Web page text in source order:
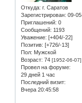
Откуда: г. Саратов
Зарегистрирован: 09-
Приглашений: 0
Сообщений: 1193
Уважение: [+404/-22]
Позитив: [+726/-13]
Пол: Мужской
Возраст: 74 [1952-06-07]
Провел на форуме:
29 дней 1 час
Последний визит:
Вчера 20:45:58